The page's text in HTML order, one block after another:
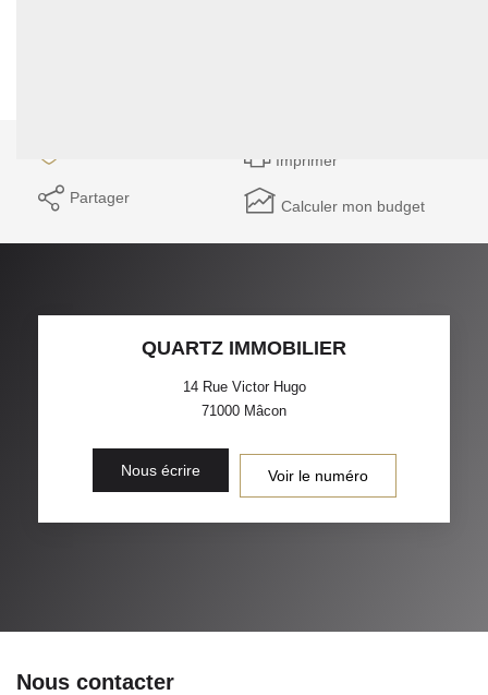
Imprimer
Partager Calculer mon budget
QUARTZ IMMOBILIER
14 Rue Victor Hugo
71000 Mâcon
Nous écrire Voir le numéro
Nous contacter